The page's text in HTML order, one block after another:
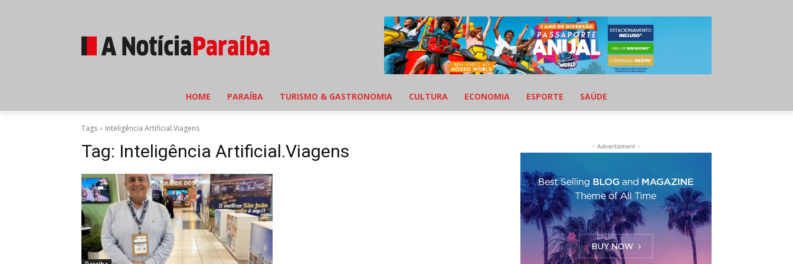
HOME PARAÍBA TURISMO & GASTRONOMIA CULTURA ECONOMIA ESPORTE SAÚDE
Tags Inteligência Artificial.Viagens
Tag: Inteligência Artificial.Viagens - Advertisment -